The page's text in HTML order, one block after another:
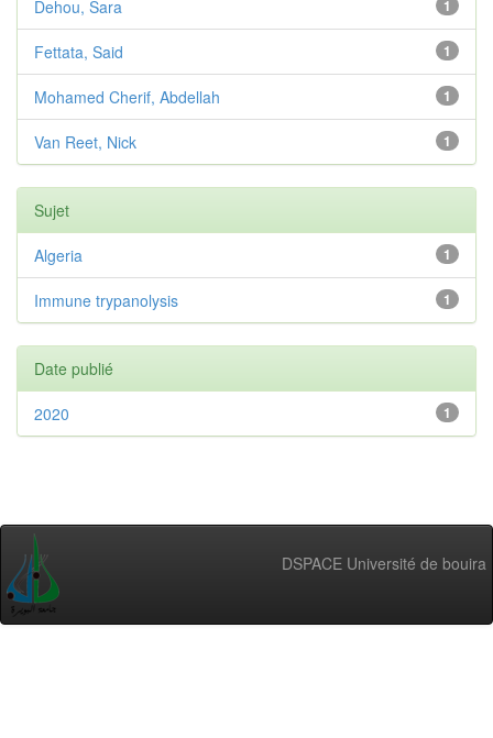
1
Dehou, Sara
1
Fettata, Said
1
Mohamed Cherif, Abdellah
1
Van Reet, Nick
Sujet
1
Algeria
1
Immune trypanolysis
Date publié
1
2020
DSPACE Université de bouira